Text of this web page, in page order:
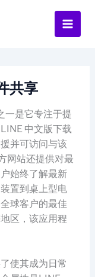
共享
一是它专注于提
中文版下载
并可访问与该
网站还提供对最
始终了解最新
置到桌上型电
球客户的最佳
区，该应用程
使其成为日常